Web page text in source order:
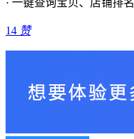
· 一键查询宝贝、店铺排名
14 赞